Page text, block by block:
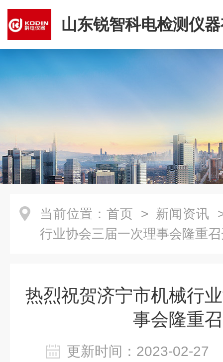
山东锐智科电检测仪
司
当前位置： 首页 > 新闻资讯
行业协会三届一次理事会隆重
热烈祝贺济宁市机械行
事会隆重
更新时间：2023-02-